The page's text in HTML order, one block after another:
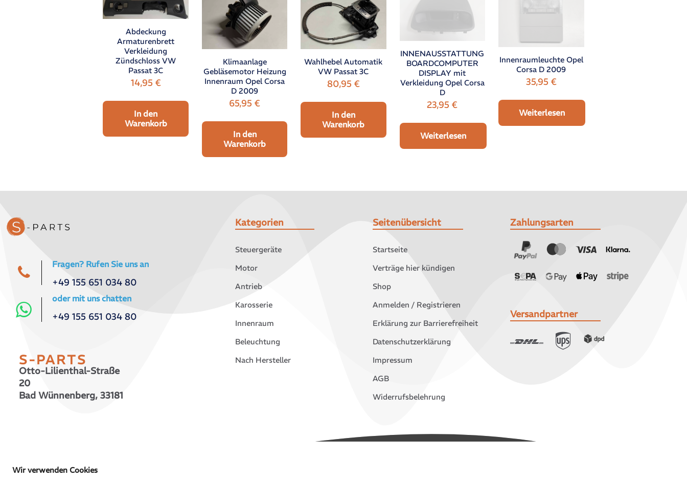
Abdeckung
Armaturenbrett
Verkleidung
Zündschloss VW
Passat 3C
14,95 €
In den
Warenkorb
Klimaanlage
Gebläsemotor Heizung
Innenraum Opel Corsa
D 2009
65,95 €
In den
Warenkorb
Wahlhebel Automatik
VW Passat 3C
80,95 €
In den
Warenkorb
INNENAUSSTATTUNG
BOARDCOMPUTER
DISPLAY mit
Verkleidung Opel Corsa
D
23,95€
Weiterlesen
Innenraumleuchte Opel
Corsa D 2009
35,95 €
Weiterlesen
Fragen? Rufen Sie uns an
+49 155 651 034 80
oder mit uns chatten
+49 155 651 034 80
S-PARTS
Otto-Lilienthal-Straße
20
Bad Wünnenberg, 33181
Kategorien
Steuergeräte
Motor
Antrieb
Karosserie
Innenraum
Beleuchtung
Nach Hersteller
Seitenübersicht
Startseite
Verträge hier kündigen
Shop
Anmelden / Registrieren
Erklärung zur Barrierefreiheit
Datenschutzerklärung
Impressum
AGB
Widerrufsbelehrung
Zahlungsarten
Versandpartner
Wir verwenden Cookies